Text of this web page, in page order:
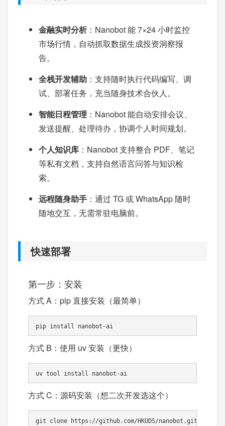
金融实时分析：Nanobot 能 7×24 小时监控
市场行情，自动抓取数据生成投资洞察报
告。
全栈开发辅助 ：支持随时执行代码编写、调
试、部署任务，充当随身技术合伙人。
智能日程管理 ：Nanobot 能自动安排会议、
发送提醒、处理待办，协调个人时间规划。
个人知识库 ：Nanobot 支持整合 PDF、笔记
等私有文档，支持自然语言问答与知识检
索。
远程随身助手 ：通过 TG 或 WhatsApp 随时
随地交互，无需常驻电脑前。
快速部署
第一步：安装
方式 A：pip 直接安装（最简单）
pip install nanobot-ai
方式 B：使用 uv 安装（更快）
uv tool install nanobot-ai
方式 C：源码安装（想二次开发选这个）
git clone https://github.com/HKUDS/nanobot.git